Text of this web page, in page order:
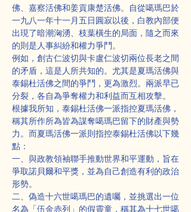
佛、嘉察活佛和姜貢康楚活佛。自從噶瑪巴於
一九八一年十一月五日圓寂以後，白教內部便
出現了暗潮洶湧、枝葉橫生的局面，隨之而來
的則是人事糾紛和權力爭鬥。
例如，創古仁波切與卡盧仁波切兩位長老之間
的矛盾，這是人所共知的。尤其是夏瑪活佛與
泰錫杜活佛之間的爭鬥，更為激烈。兩派早已
分裂，各自為爭奪權力和利益而互相攻擊。
根據我所知，泰錫杜活佛一派指控夏瑪活佛，
稱其所作所為皆為謀奪噶瑪巴留下的財產與勢
力。而夏瑪活佛一派則指控泰錫杜活佛以下幾
點：
一、與政教領袖聯手推動世界和平運動，旨在
爭取諾貝爾和平獎，並為自己創造有利的政治
形勢。
二、偽造十六世噶瑪巴的遺囑，並挑選出一位
名為「伍金赤列」的假靈童，稱其為十七世噶